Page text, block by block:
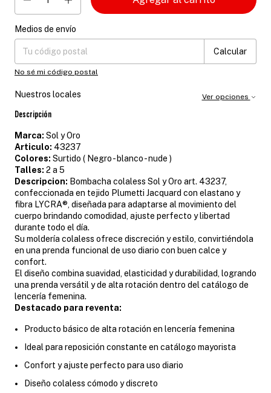
Entregas para el CP:
Medios de envío
Calcular
No sé mi código postal
Nuestros locales Ver opciones
Descripción
Marca: Sol y Oro
Articulo: 43237
Colores: Surtido ( Negro - blanco - nude )
Talles: 2 a 5
Descripcion: Bombacha colaless Sol y Oro art. 43237,
confeccionada en tejido Plumetti Jacquard con elastano y
fibra LYCRA®, diseñada para adaptarse al movimiento del
cuerpo brindando comodidad, ajuste perfecto y libertad
durante todo el día.
Su moldería colaless ofrece discreción y estilo, convirtiéndola
en una prenda funcional de uso diario con buen calce y
confort.
El diseño combina suavidad, elasticidad y durabilidad, logrando
una prenda versátil y de alta rotación dentro del catálogo de
lencería femenina.
Destacado para reventa:
Producto básico de alta rotación en lencería femenina
Ideal para reposición constante en catálogo mayorista
Confort y ajuste perfecto para uso diario
Diseño colaless cómodo y discreto